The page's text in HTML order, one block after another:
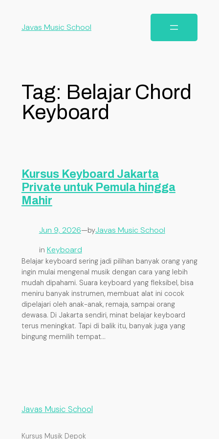
Javas Music School
Tag: Belajar Chord
Keyboard
Kursus Keyboard Jakarta
Private untuk Pemula hingga
Mahir
Jun 9, 2026—byJavas Music School
in Keyboard
Belajar keyboard sering jadi pilihan banyak orang yang
ingin mulai mengenal musik dengan cara yang lebih
mudah dipahami. Suara keyboard yang fleksibel, bisa
meniru banyak instrumen, membuat alat ini cocok
dipelajari oleh anak-anak, remaja, sampai orang
dewasa. Di Jakarta sendiri, minat belajar keyboard
terus meningkat. Tapi di balik itu, banyak juga yang
bingung memilih tempat…
Javas Music School
Kursus Musik Depok